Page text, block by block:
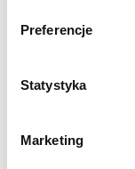
Preferencje
Statystyka
Marketing